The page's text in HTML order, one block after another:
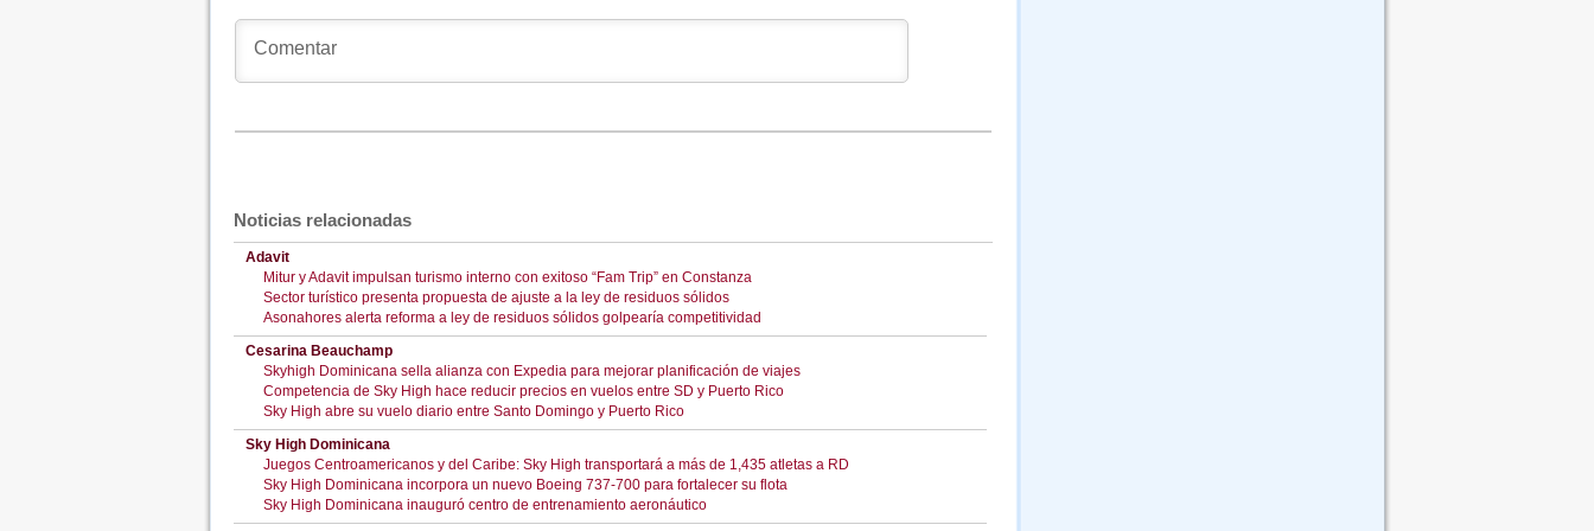
Noticias relacionadas
Adavit
Mitur y Adavit impulsan turismo interno con exitoso “Fam Trip” en Constanza
Sector turístico presenta propuesta de ajuste a la ley de residuos sólidos
Asonahores alerta reforma a ley de residuos sólidos golpearía competitividad
Cesarina Beauchamp
Skyhigh Dominicana sella alianza con Expedia para mejorar planificación de viajes
Competencia de Sky High hace reducir precios en vuelos entre SD y Puerto Rico
Sky High abre su vuelo diario entre Santo Domingo y Puerto Rico
Sky High Dominicana
Juegos Centroamericanos y del Caribe: Sky High transportará a más de 1,435 atletas a RD
Sky High Dominicana incorpora un nuevo Boeing 737-700 para fortalecer su flota
Sky High Dominicana inauguró centro de entrenamiento aeronáutico